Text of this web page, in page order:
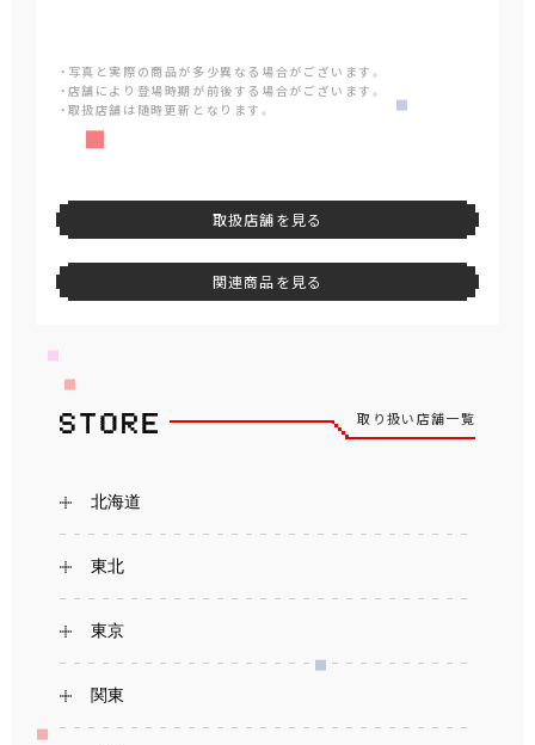
・写真と実際の商品が多少異なる場合がございます。
・店舗により登場時期が前後する場合がございます。
・取扱店舗は随時更新となります。
取扱店舗を見る
関連商品を見る
取り扱い店舗一覧
北海道
東北
東京
関東